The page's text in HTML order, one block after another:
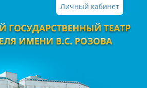
Личный кабинет